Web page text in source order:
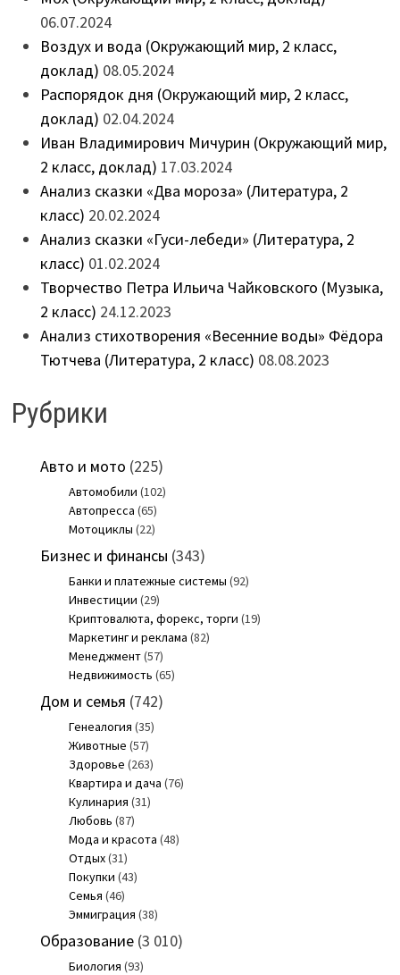
06.07.2024
Воздух и вода (Окружающий мир, 2 класс,
доклад) 08.05.2024
Распорядок дня (Окружающий мир, 2 класс,
доклад) 02.04.2024
Иван Владимирович Мичурин (Окружающий мир,
2 класс, доклад) 17.03.2024
Анализ сказки «Два мороза» (Литература, 2
класс) 20.02.2024
Анализ сказки «Гуси-лебеди» (Литература, 2
класс) 01.02.2024
Творчество Петра Ильича Чайковского (Музыка,
2 класс) 24.12.2023
Анализ стихотворения «Весенние воды» Фёдора
Тютчева (Литература, 2 класс) 08.08.2023
Рубрики
Авто и мото (225)
Автомобили (102)
Автопресса (65)
Мотоциклы (22)
Бизнес и финансы (343)
Банки и платежные системы (92)
Инвестиции (29)
Криптовалюта, форекс, торги (19)
Маркетинг и реклама (82)
Менеджмент(57)
Недвижимость (65)
Дом и семья (742)
Генеалогия (35)
Животные (57)
Здоровье (263)
Квартира и дача (76)
Кулинария (31)
Любовь (87)
Мода и красота (48)
Отдых(31)
Покупки (43)
Семья (46)
Эммиграция (38)
Образование(3 010)
Биология (93)